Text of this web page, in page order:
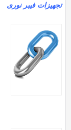
تجهیزات فیبر نوری